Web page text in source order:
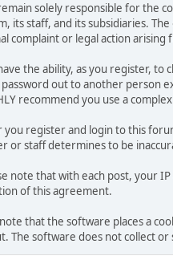
solely responsible for the
its staff, and its subsidiaries.
complaint or legal action arising
the ability, as you register,
out to another person
recommend you use a
you register and login to this
or staff determines to be
note that with each post, your
of this agreement.
that the software places a
The software does not collect